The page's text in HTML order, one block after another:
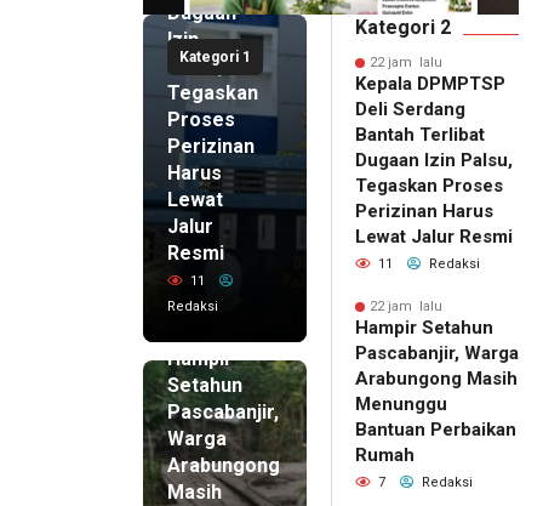
Kategori 1
Dugaan
Izin
Palsu,
Tegaskan
Proses
Perizinan
Harus
Lewat
Jalur
Resmi
11
Redaksi
Hampir
Setahun
Pascabanjir,
Warga
Arabungong
Masih
Kategori 2
22 jam lalu
Kepala DPMPTSP
Deli Serdang
Bantah Terlibat
Dugaan Izin Palsu,
Tegaskan Proses
Perizinan Harus
Lewat Jalur Resmi
11 Redaksi
22 jam lalu
Hampir Setahun
Pascabanjir, Warga
Arabungong Masih
Menunggu
Bantuan Perbaikan
Rumah
7 Redaksi